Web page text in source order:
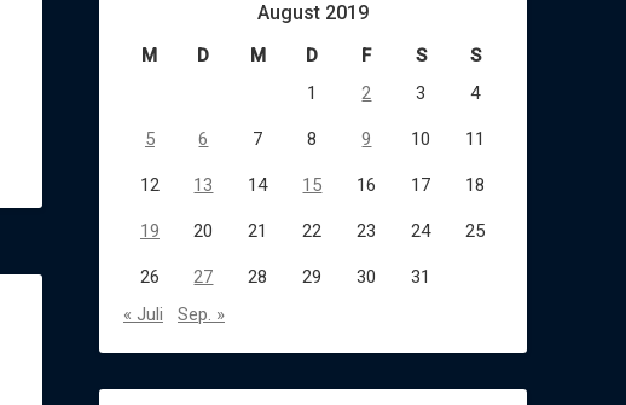
August 2019
M D M D F S
S
1
2 3 4
5 6 7 8 9 10 11
12 13 14 15 16 17 18
19 20 21 22 23 24 25
26 27 28 29 30
31
« Juli
Sep. »